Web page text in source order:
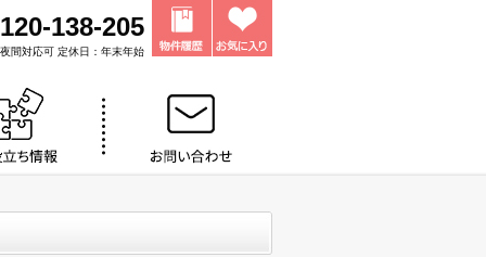
138-205
間対応可 定休日：年末年始